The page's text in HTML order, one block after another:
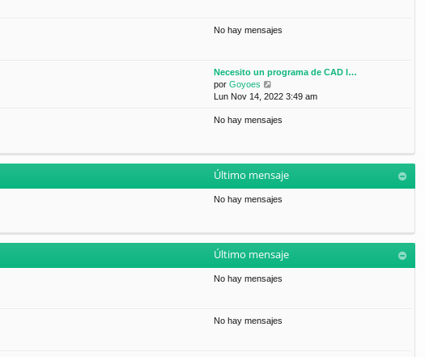
No hay mensajes
Necesito un programa de CAD l…
por Goyoes
e
ú
i
o
e
a
j
Lun Nov 14, 2022 3:49 am
No hay mensajes
Último mensaje
No hay mensajes
Último mensaje
No hay mensajes
No hay mensajes